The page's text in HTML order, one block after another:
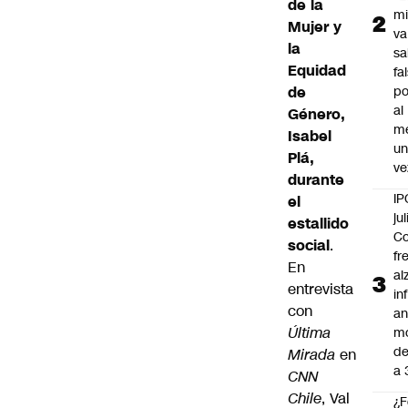
de la
Mujer y
la
Equidad
de
Género,
Isabel
Plá,
durante
el
estallido
social.
En
entrevista
con
Última
Mirada en
CNN
Chile, Val
al
a